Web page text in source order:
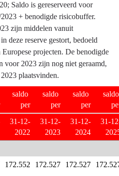
Saldo is gereserveerd voor
+ benodigde risicobuffer.
zijn middelen vanuit
deze reserve gestort, bedoeld
projecten. De benodigde
voor 2023 zijn nog niet geraamd,
plaatsvinden.
saldo
per
saldo
per
saldo
per
saldo
31-12-
2022
31-12-
2023
31-12-
2024
31-
172.552 172.527 172.527